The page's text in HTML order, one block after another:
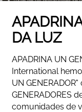
DA LUZ
APADRINA UN
International
UN
GENERADORES
comunidades de